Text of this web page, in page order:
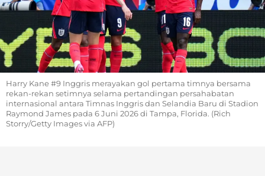
Harry Kane #9 Inggris merayakan gol pertama timnya bersama
rekan-rekan setimnya selama pertandingan persahabatan
internasional antara Timnas Inggris dan Selandia Baru di Stadion
Raymond James pada 6 Juni 2026 di Tampa, Florida. (Rich
Storry/Getty Images via AFP)